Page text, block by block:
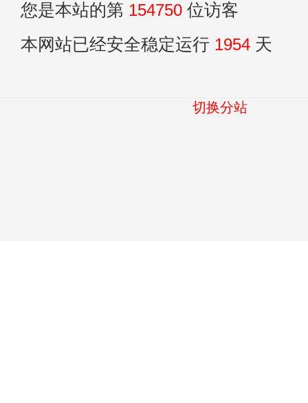
您是本站的第 154750 位访客
本网站已经安全稳定运行 1954 天
切换分站